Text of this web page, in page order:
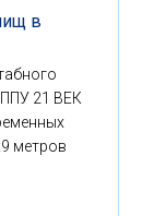
в
21 ВЕК
метров